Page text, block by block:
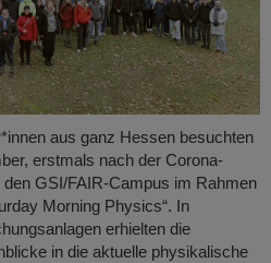
aus ganz Hessen besuchten
erstmals nach der Corona-
GSI/FAIR-Campus im Rahmen
Morning Physics“. In
erhielten die
in die aktuelle physikalische